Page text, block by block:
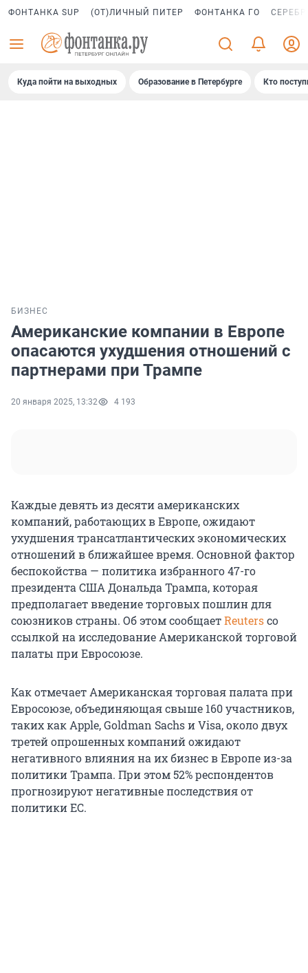
ФОНТАНКА SUP (ОТ)ЛИЧНЫЙ ПИТЕР ФОНТАНКА ГО
Куда пойти на выходных Образование в Петербурге Кто
БИЗНЕС
Американские компании в Европе
опасаются ухудшения отношений с
партнерами при Трампе
20 января 2025, 13:32 4 193
Каждые девять из десяти американских
компаний, работающих в Европе, ожидают
ухудшения трансатлантических экономических
отношений в ближайшее время. Основной фактор
беспокойства — политика избранного 47-го
президента США Дональда Трампа, которая
предполагает введение торговых пошлин для
союзников страны. Об этом сообщаетReutersсо
ссылкой на исследование Американской торговой
палаты при Евросоюзе.
Как отмечает Американская торговая палата при
Евросоюзе, объединяющая свыше 160 участников,
таких как Apple, Goldman Sachs и Visa, около двух
третей опрошенных компаний ожидают
негативного влияния на их бизнес в Европе из-за
политики Трампа. При этом 52% респондентов
прогнозируют негативные последствия от
политики ЕС.